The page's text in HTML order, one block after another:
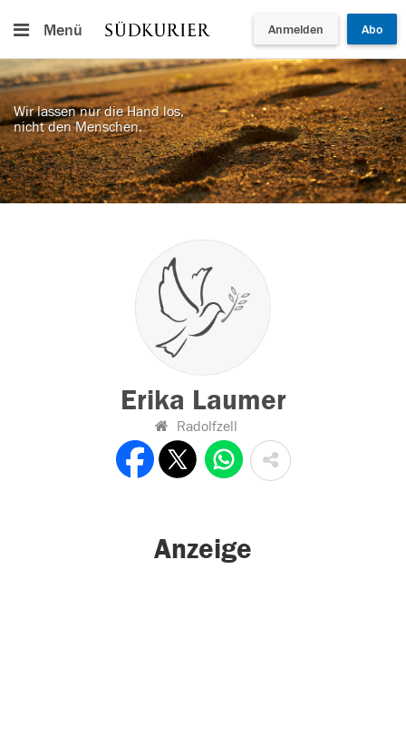
Menü Anmelden Abo
Wir lassen nur die Hand los,
nicht den Menschen.
Erika Laumer
Radolfzell
Anzeige